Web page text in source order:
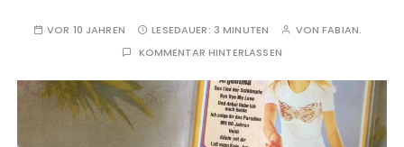
VOR 10 JAHREN LESEDAUER: 3 MINUTEN VONFABIAN.
KOMMENTAR HINTERLASSEN